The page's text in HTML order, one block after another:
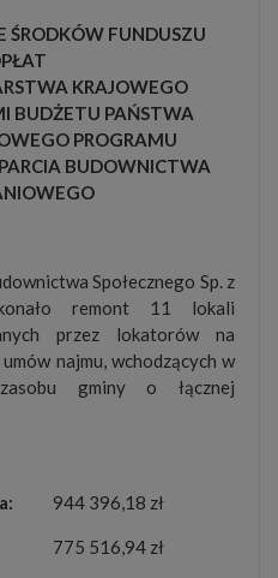
ŚRODKÓW FUNDUSZU
KRAJOWEGO
BUDŻETU PAŃSTWA
PROGRAMU
BUDOWNICTWA
Społecznego Sp. z
remont 11 lokali
przez lokatorów na
najmu, wchodzących w
gminy o łącznej
944 396,18 zł
775 516,94 zł